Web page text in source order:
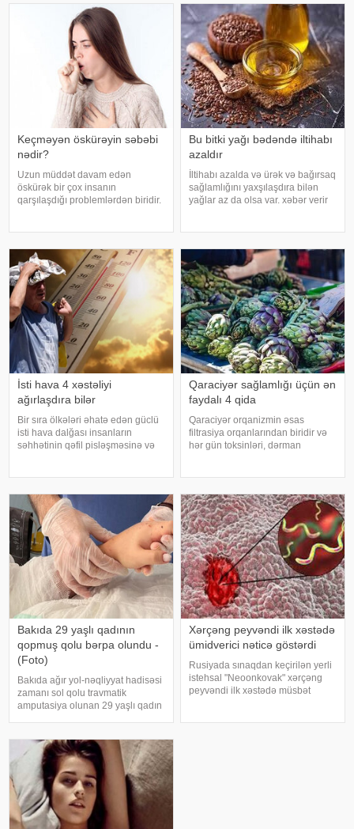
həyatında diqqətsiz bir şəxsiyyətə
sahib olduğu, ətrafındak
bərəkətinə, tacir üçün çox quru,
xalq üçün yaxşı bir idarəy
Keçməyən öskürəyin səbəbi
nədir?
Uzun müddət davam edən
öskürək bir çox insanın
qarşılaşdığı problemlərdən biridir.
hər zaman tənəffüs yolu
infeksiyası olmur
Bu bitki yağı bədəndə iltihabı
azaldır
İltihabı azalda və ürək və bağırsaq
sağlamlığını yaxşılaşdıra bilən
yağlar az da olsa var. xəbər verir
preslənmiş kətan toxumlarında
İsti hava 4 xəstəliyi
ağırlaşdıra bilər
Bir sıra ölkələri əhatə edən güclü
isti hava dalğası insanların
səhhətinin qəfil pisləşməsinə və
günvurma riski yaratmır. xarici
mediay
Qaraciyər sağlamlığı üçün ən
faydalı 4 qida
Qaraciyər orqanizmin əsas
filtrasiya orqanlarından biridir və
hər gün toksinləri, dərman
federal ekspert onkologiya
klinikalar
Bakıda 29 yaşlı qadının
qopmuş qolu bərpa olundu -
(Foto)
Bakıda ağır yol-nəqliyyat hadisəsi
zamanı sol qolu travmatik
amputasiya olunan 29 yaşlı qadın
zərərçəkən Səhiyyə Nazirliyi
Akademik M.A.Topçubaşov adına
Elmi Cərrahiyy
Xərçəng peyvəndi ilk xəstədə
ümidverici nəticə göstərdi
Rusiyada sınaqdan keçirilən yerli
istehsal "Neoonkovak" xərçəng
peyvəndi ilk xəstədə müsbət